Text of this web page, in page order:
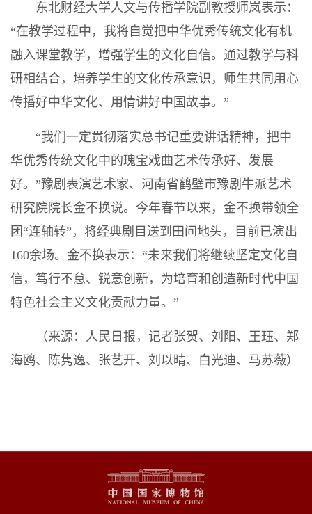
东北财经大学人文与传播学院副教授师岚表示：
“在教学过程中，我将自觉把中华优秀传统文化有机
融入课堂教学，增强学生的文化自信。通过教学与科
研相结合，培养学生的文化传承意识，师生共同用心
传播好中华文化、用情讲好中国故事。”
“我们一定贯彻落实总书记重要讲话精神，把中
华优秀传统文化中的瑰宝戏曲艺术传承好、发展
好。”豫剧表演艺术家、河南省鹤壁市豫剧牛派艺术
研究院院长金不换说。今年春节以来，金不换带领全
团“连轴转”，将经典剧目送到田间地头，目前已演出
160余场。金不换表示：“未来我们将继续坚定文化自
信，笃行不怠、锐意创新，为培育和创造新时代中国
特色社会主义文化贡献力量。”
（来源：人民日报，记者张贺、刘阳、王珏、郑
海鸥、陈隽逸、张艺开、刘以晴、白光迪、马苏薇）